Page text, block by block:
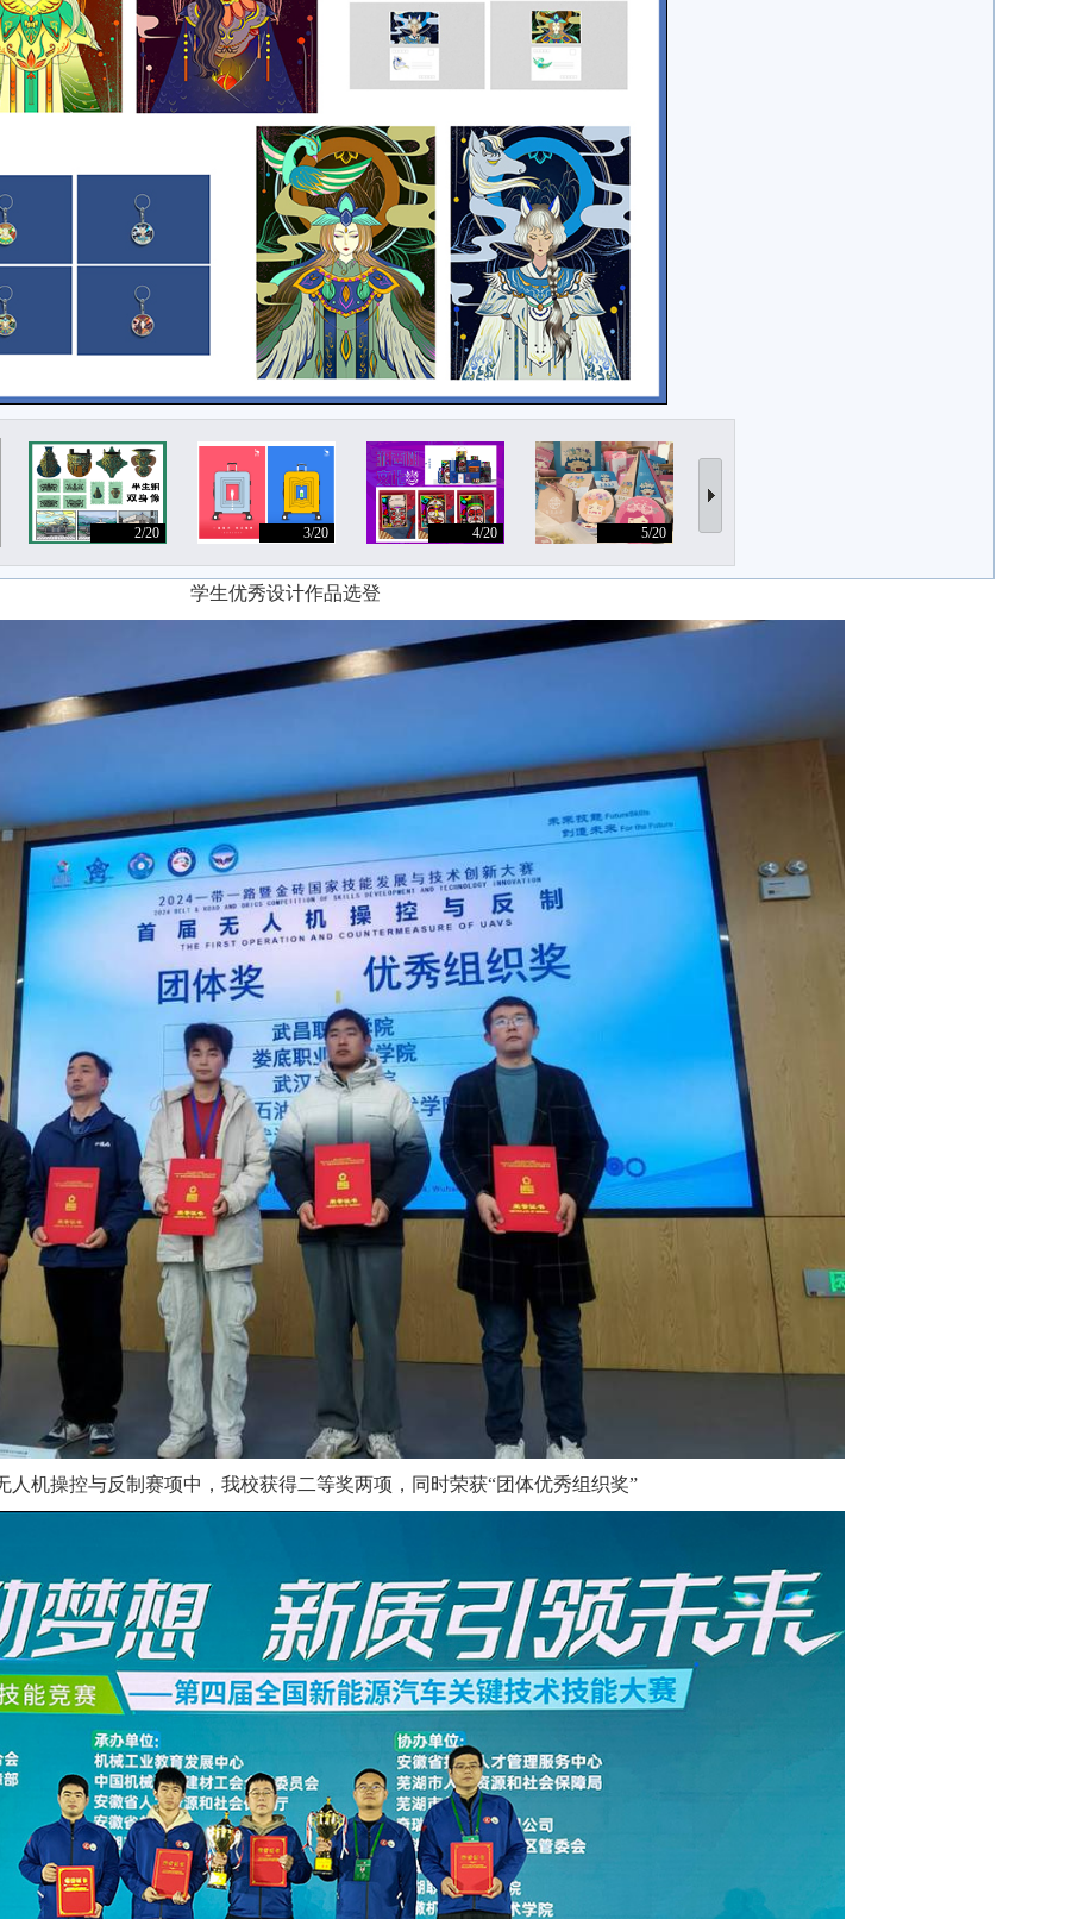
2/20 3/20 4/20 5/20
学生优秀设计作品选登
机操控与反制赛项中，我校获得二等奖两项，同时荣获“团体优秀组织奖”